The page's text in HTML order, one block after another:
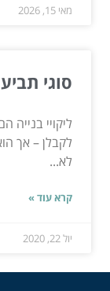
מאי 15, 2026
סוגי
ליקויי
לקבלן – אך
לא...
קרא עוד »
יול 22, 2020